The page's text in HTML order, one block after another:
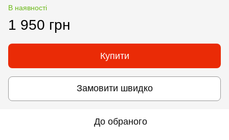
В наявності
1 950 грн
Купити
Замовити швидко
До обраного